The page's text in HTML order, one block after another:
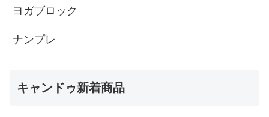
ヨガブロック
ナンプレ
キャンドゥ新着商品